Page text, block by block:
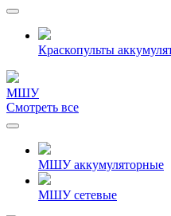
Краскопульты
МШУ
Смотреть все
МШУ аккумуляторные
МШУ сетевые